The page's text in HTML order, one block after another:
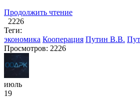
Продолжить чтение
2226
Теги:
экономика Кооперация Путин В.В.
Просмотров: 2226
июль
19